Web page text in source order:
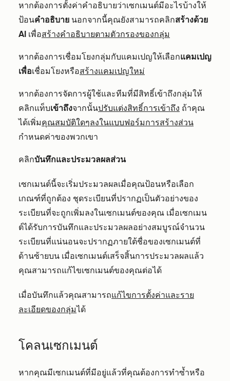
หากต้องการตั้งค่าคำอธิบายว่าเซกเมนต์มีอะไรบ้างให้
ป้อนคำอธิบาย นอกจากนี้คุณยังสามารถคลิกสร้างด้วย
AI เพื่อสร้างคำอธิบายตามตัวกรองของกลุ่ม
หากต้องการเชื่อมโยงกลุ่มกับแคมเปญให้เลือกแคมเปญ
เพื่อเชื่อมโยงหรือสร้างแคมเปญใหม่
หากต้องการจัดการผู้ใช้และทีมที่มีสิทธิ์เข้าถึงกลุ่มให้
คลิกแท็บเข้าถึงจากนั้นปรับแต่งสิทธิ์การเข้าถึง ถ้าคุณ
ได้เพิ่มคุณสมบัติใดๆลงในแบบฟอร์มการสร้างส่วน
กำหนดค่าของพวกเขา
คลิกบันทึกและประมวลผลส่วน
เซกเมนต์นี้จะเริ่มประมวลผลเมื่อคุณป้อนหรือเลือก
เกณฑ์ที่ถูกต้อง ชุดระเบียนที่ปรากฏเป็นตัวอย่างของ
ระเบียนที่จะถูกเพิ่มลงในเซกเมนต์ของคุณ เมื่อเซกเมน
ต์ได้รับการบันทึกและประมวลผลอย่างสมบูรณ์จำนวน
ระเบียนที่แน่นอนจะปรากฏภายใต้ชื่อของเซกเมนต์ที่
ด้านซ้ายบน เมื่อเซกเมนต์เสร็จสิ้นการประมวลผลแล้ว
คุณสามารถแก้ไขเซกเมนต์ของคุณต่อได้
เมื่อบันทึกแล้วคุณสามารถแก้ไขการตั้งค่าและราย
ละเอียดของกลุ่มได้
โคลนเซกเมนต์
หากคุณมีเซกเมนต์ที่มีอยู่แล้วที่คุณต้องการทำซ้ำหรือ